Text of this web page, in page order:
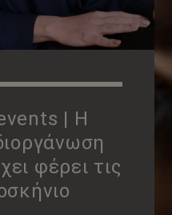
| Η
φέρει τις